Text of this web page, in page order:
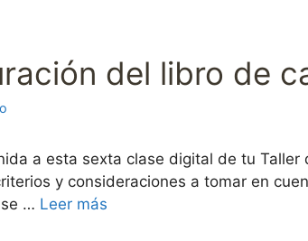
del libro de
a esta sexta clase digital de tu
y consideraciones a tomar en
… Leer más